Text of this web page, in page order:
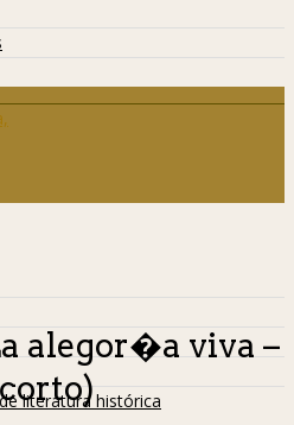
literatura histórica
alegor�a viva –